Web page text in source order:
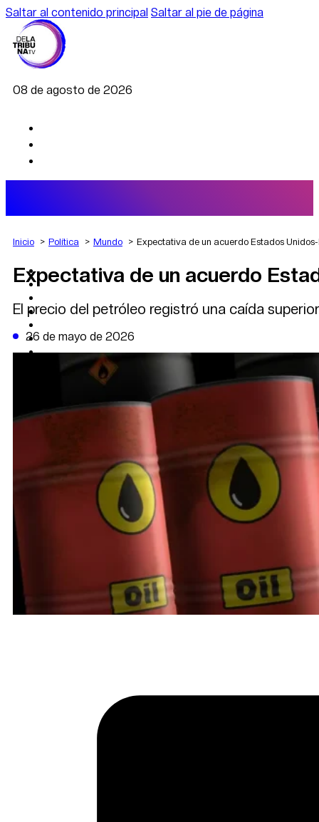
Saltar al contenido principal Saltar al pie de página
08 de agosto de 2026
AGRO
DEPORTES
POLÍTICA
DATA FIRME
DE LA TRIBUNA TV
Inicio Política Mundo Expectativa de un acuerdo Estados
Expectativa de un acuerdo
El precio del petróleo registró una caída
26 de mayo de 2026